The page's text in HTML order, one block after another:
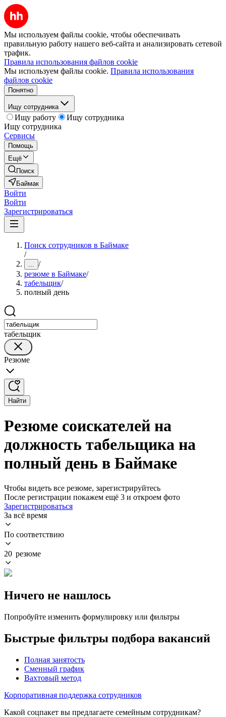
Мы используем файлы cookie, чтобы обеспечивать
правильную работу нашего веб-сайта и анализировать сетевой
трафик.
Правила использования файлов cookie
Мы используем файлы cookie. Правила использования
файлов cookie
Понятно
Ищу сотрудника
Ищу работу
Ищу сотрудника
Ищу сотрудника
Сервисы
Помощь
Ещё
Поиск
Баймак
Войти
Войти
Зарегистрироваться
Поиск сотрудников в Баймаке
/
... /
резюме в Баймаке/
табельщик/
полный день
табельщик
Резюме
Найти
Резюме соискателей на
должность табельщика на
полный день в Баймаке
Чтобы видеть все резюме, зарегистрируйтесь
После регистрации покажем ещё 3 и откроем фото
Зарегистрироваться
За всё время
По соответствию
20 резюме
Ничего не нашлось
Попробуйте изменить формулировку или фильтры
Быстрые фильтры подбора вакансий
Полная занятость
Сменный график
Вахтовый метод
Корпоративная поддержка сотрудников
Какой соцпакет вы предлагаете семейным сотрудникам?